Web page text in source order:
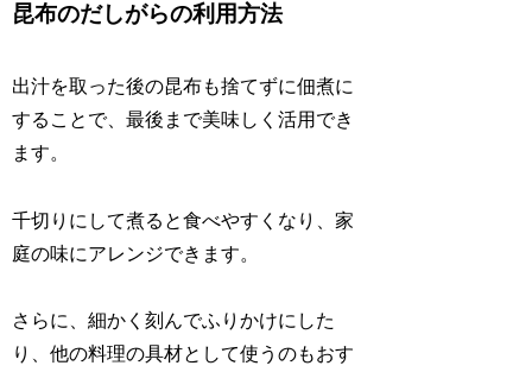
昆布のだしがらの利用方法
出汁を取った後の昆布も捨てずに佃煮に
することで、最後まで美味しく活用でき
ます。
千切りにして煮ると食べやすくなり、家
庭の味にアレンジできます。
さらに、細かく刻んでふりかけにした
り、他の料理の具材として使うのもおす